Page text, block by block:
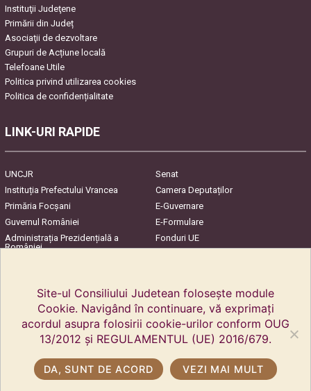
Instituţii Judeţene
Primării din Județ
Asociaţii de dezvoltare
Grupuri de Acțiune locală
Telefoane Utile
Politica privind utilizarea cookies
Politica de confidențialitate
LINK-URI RAPIDE
UNCJR
Senat
Instituția Prefectului Vrancea
Camera Deputaților
Primăria Focşani
E-Guvernare
Guvernul României
E-Formulare
Administrația Prezidențială a
României
Fonduri UE
Site-ul Consiliului Judetean folosește module
Cookie. Navigând în continuare, vă exprimați
acordul asupra folosirii cookie-urilor conform OUG
13/2012 și REGULAMENTUL (UE) 2016/679.
DA, SUNT DE ACORD VEZI MAI MULT